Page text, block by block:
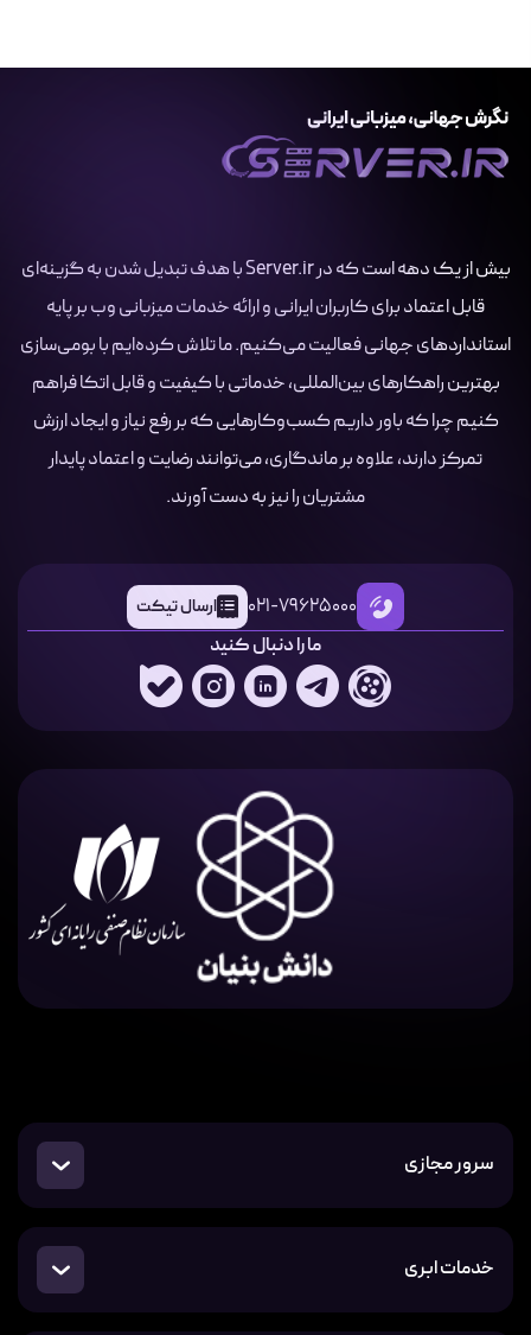
بیش از یک دهه است که در Server.ir با هدف تبدیل شدن به گزینه‌ای
قابل اعتماد برای کاربران ایرانی و ارائه خدمات میزبانی وب بر پایه
استانداردهای جهانی فعالیت می‌کنیم. ما تلاش کرده‌ایم با بومی‌سازی
بهترین راهکارهای بین‌المللی، خدماتی با کیفیت و قابل اتکا فراهم
کنیم چرا که باور داریم کسب‌وکارهایی که بر رفع نیاز و ایجاد ارزش
تمرکز دارند، علاوه بر ماندگاری، می‌توانند رضایت و اعتماد پایدار
مشتریان را نیز به دست آورند.
021-79625000 ارسال تیکت
ما را دنبال کنید
سرور مجازی
خدمات ابری